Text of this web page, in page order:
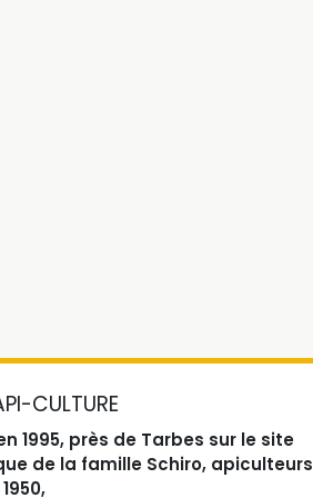
CULTURE
1995, près de Tarbes sur le site
de la famille Schiro, apiculteurs